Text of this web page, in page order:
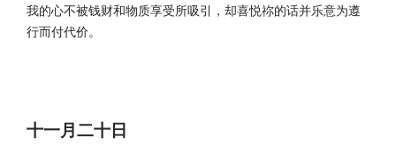
我的心不被钱财和物质享受所吸引，却喜悦祢的话并乐意为遵
行而付代价。
十一月二十日